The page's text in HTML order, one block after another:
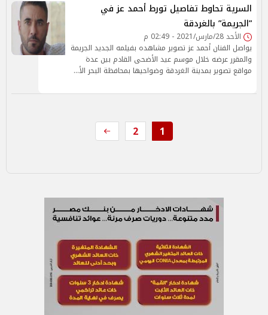
السرية تحاوط تفاصيل تورط أحمد عز في
”الجريمة” بالغردقة
الأحد 28/مارس/2021 - 02:49 م
يواصل الفنان أحمد عز تصوير مشاهده بفيلمه الجديد الجريمة
والمقرر عرضه خلال موسم عيد الأضحى القادم بين عدة
مواقع تصوير بمدينة الغردقة وضواحيها بمحافظة البحر الأ…
1
2